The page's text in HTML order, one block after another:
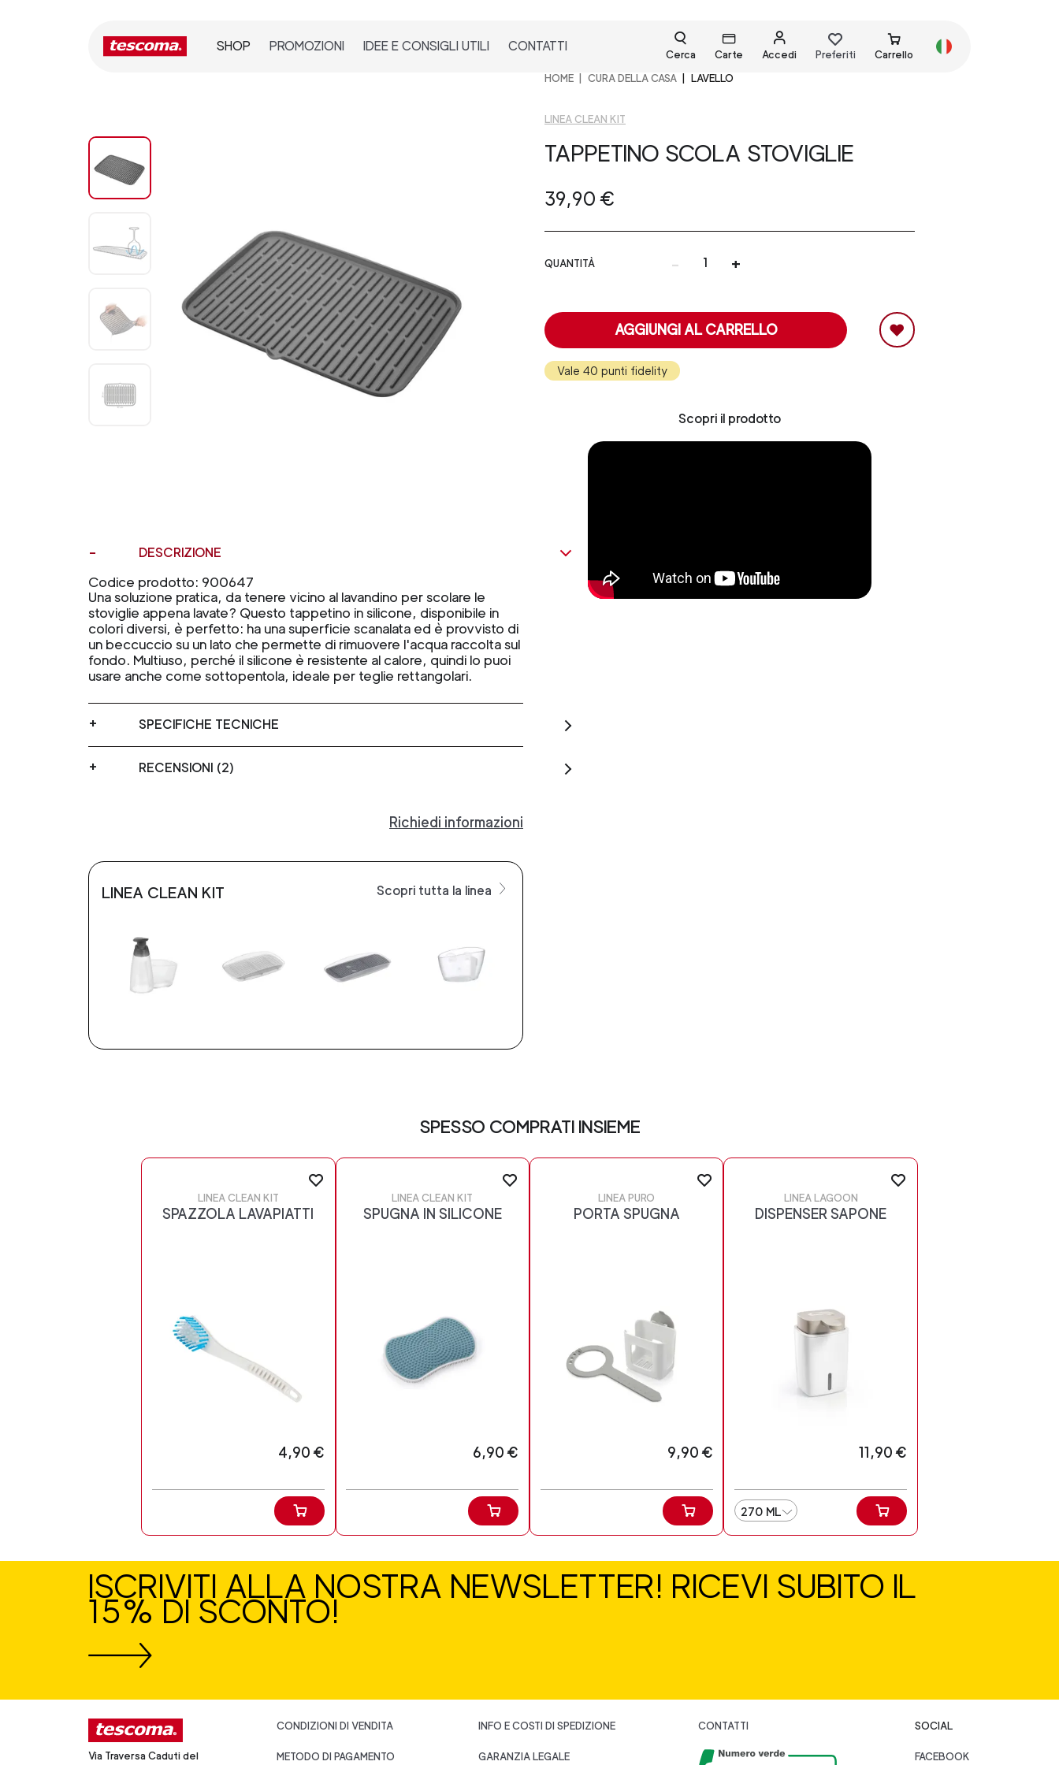
SHOP PROMOZIONI IDEE E CONSIGLI UTILI CONTATTI
Cerca Carte Accedi Preferiti Carrello
DESCRIZIONE
Codice prodotto: 900647
Una soluzione pratica, da tenere vicino al lavandino per scolare le
stoviglie appena lavate? Questo tappetino in silicone, disponibile in
colori diversi, è perfetto: ha una superficie scanalata ed è provvisto di
un beccuccio su un lato che permette di rimuovere l'acqua raccolta sul
fondo. Multiuso, perché il silicone è resistente al calore, quindi lo puoi
usare anche come sottopentola, ideale per teglie rettangolari.
SPECIFICHE TECNICHE
RECENSIONI (2)
Richiedi informazioni
LINEA CLEAN KIT Scopri tutta la linea
HOME CURA DELLA CASA LAVELLO
LINEA CLEAN KIT
TAPPETINO SCOLA STOVIGLIE
39,90 €
QUANTITÀ - +
AGGIUNGI AL CARRELLO
Vale 40 punti fidelity
Scopri il prodotto
SPESSO COMPRATI INSIEME
LINEA CLEAN KIT
SPAZZOLA LAVAPIATTI
4,90 €
LINEA CLEAN KIT
SPUGNA IN SILICONE
6,90 €
LINEA PURO
PORTA SPUGNA
9,90 €
LINEA LAGOON
DISPENSER SAPONE
11,90 €
270 ML
ISCRIVITI ALLA NOSTRA NEWSLETTER! RICEVI SUBITO IL
15% DI SCONTO!
Via Traversa Caduti del
CONDIZIONI DI VENDITA
METODO DI PAGAMENTO
INFO E COSTI DI SPEDIZIONE
GARANZIA LEGALE
CONTATTI SOCIAL
FACEBOOK